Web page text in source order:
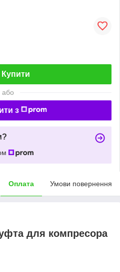
Купити
або
з
Оплата Умови повернення
для компресора